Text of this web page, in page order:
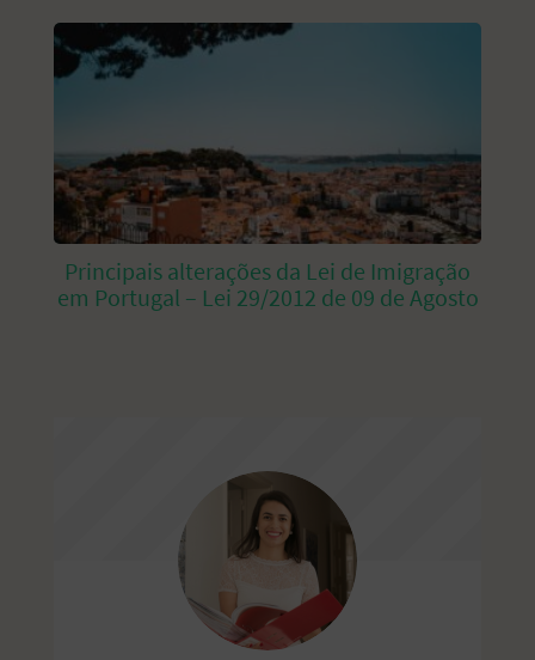
Principais alterações da Lei de Imigração
em Portugal – Lei 29/2012 de 09 de Agosto